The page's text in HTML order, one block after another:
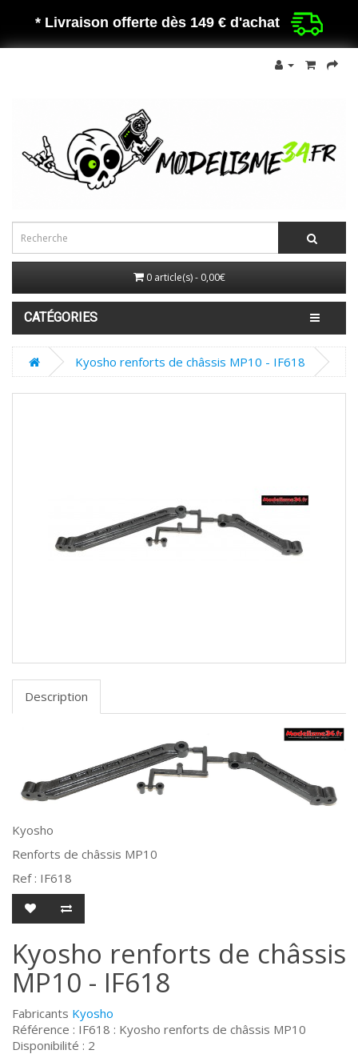
* Livraison offerte dès 149 € d'achat
0 article(s) - 0,00€
CATÉGORIES
Kyosho renforts de châssis MP10 - IF618
Description
Kyosho
Renforts de châssis MP10
Ref : IF618
Kyosho renforts de châssis
MP10 - IF618
Fabricants Kyosho
Référence : IF618 : Kyosho renforts de châssis MP10
Disponibilité : 2